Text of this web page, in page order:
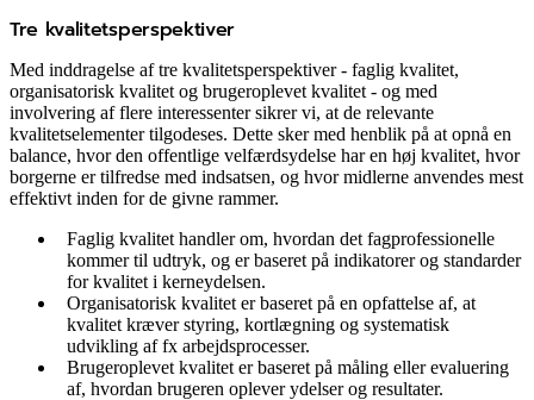
Tre kvalitetsperspektiver
Med inddragelse af tre kvalitetsperspektiver - faglig kvalitet,
organisatorisk kvalitet og brugeroplevet kvalitet - og med
involvering af flere interessenter sikrer vi, at de relevante
kvalitetselementer tilgodeses. Dette sker med henblik på at opnå en
balance, hvor den offentlige velfærdsydelse har en høj kvalitet, hvor
borgerne er tilfredse med indsatsen, og hvor midlerne anvendes mest
effektivt inden for de givne rammer.
Faglig kvalitet handler om, hvordan det fagprofessionelle
kommer til udtryk, og er baseret på indikatorer og standarder
for kvalitet i kerneydelsen.
Organisatorisk kvalitet er baseret på en opfattelse af, at
kvalitet kræver styring, kortlægning og systematisk
udvikling af fx arbejdsprocesser.
Brugeroplevet kvalitet er baseret på måling eller evaluering
af, hvordan brugeren oplever ydelser og resultater.